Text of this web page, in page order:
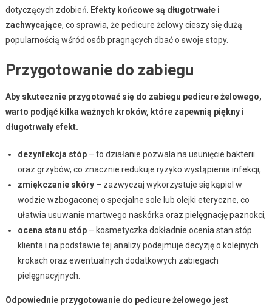
dotyczących zdobień.
Efekty końcowe są długotrwałe i
zachwycające, co sprawia, że pedicure żelowy cieszy się dużą
popularnością wśród osób pragnących dbać o swoje stopy.
Przygotowanie do zabiegu
Aby skutecznie przygotować się do zabiegu pedicure żelowego,
warto podjąć kilka ważnych kroków, które zapewnią piękny i
długotrwały efekt.
dezynfekcja stóp– to działanie pozwala na usunięcie bakterii
oraz grzybów, co znacznie redukuje ryzyko wystąpienia infekcji,
zmiękczanie skóry– zazwyczaj wykorzystuje się kąpiel w
wodzie wzbogaconej o specjalne sole lub olejki eteryczne, co
ułatwia usuwanie martwego naskórka oraz pielęgnację paznokci,
ocena stanu stóp– kosmetyczka dokładnie ocenia stan stóp
klienta i na podstawie tej analizy podejmuje decyzję o kolejnych
krokach oraz ewentualnych dodatkowych zabiegach
pielęgnacyjnych.
Odpowiednie przygotowanie do pedicure żelowego jest